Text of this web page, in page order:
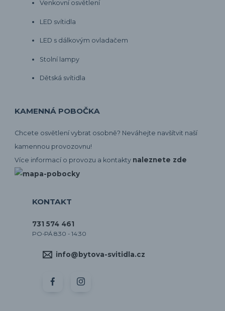
Venkovní osvětlení
LED svítidla
LED s dálkovým ovladačem
Stolní lampy
Dětská svítidla
KAMENNÁ POBOČKA
Chcete osvětlení vybrat osobně? Neváhejte navšítvit naší
kamennou provozovnu!
Více informací o provozu a kontakty naleznete zde
KONTAKT
731 574 461
PO-PÁ 8:30 - 14:30
info@bytova-svitidla.cz